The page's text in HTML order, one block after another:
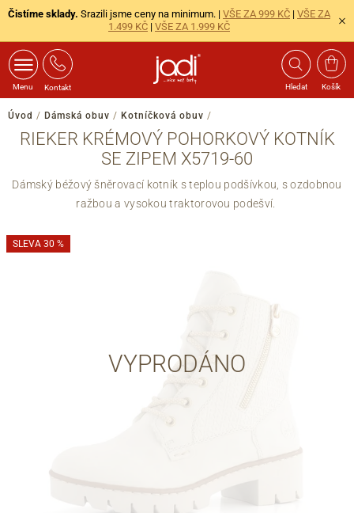
Čistíme sklady. Srazili jsme ceny na minimum. | VŠE ZA 999 KČ | VŠE ZA
1.499 KČ | VŠE ZA 1.999 KČ
Menu Kontakt Hledat Košík
Úvod / Dámská obuv / Kotníčková obuv /
RIEKER KRÉMOVÝ POHORKOVÝ KOTNÍK
SE ZIPEM X5719-60
Dámský béžový šněrovací kotník s teplou podšívkou, s ozdobnou
ražbou a vysokou traktorovou podešví.
VYPRODÁNO
SLEVA 30 %